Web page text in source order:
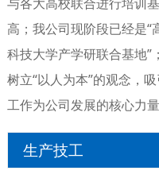
高；我公司现阶段已经是“
科技大学产学研联合基地”
树立“以人为本”的观念，
工作为公司发展的核心力量
生产技工